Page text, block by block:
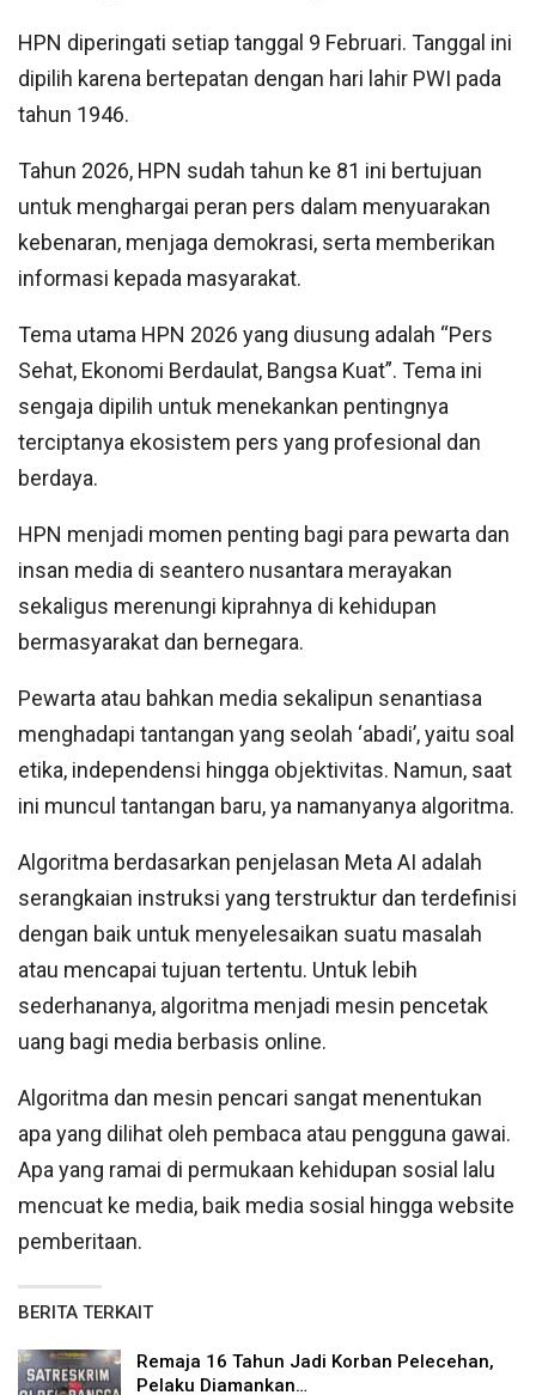
HPN diperingati setiap tanggal 9 Februari. Tanggal ini
dipilih karena bertepatan dengan hari lahir PWI pada
tahun 1946.
Tahun 2026, HPN sudah tahun ke 81 ini bertujuan
untuk menghargai peran pers dalam menyuarakan
kebenaran, menjaga demokrasi, serta memberikan
informasi kepada masyarakat.
Tema utama HPN 2026 yang diusung adalah “Pers
Sehat, Ekonomi Berdaulat, Bangsa Kuat”. Tema ini
sengaja dipilih untuk menekankan pentingnya
terciptanya ekosistem pers yang profesional dan
berdaya.
HPN menjadi momen penting bagi para pewarta dan
insan media di seantero nusantara merayakan
sekaligus merenungi kiprahnya di kehidupan
bermasyarakat dan bernegara.
Pewarta atau bahkan media sekalipun senantiasa
menghadapi tantangan yang seolah ‘abadi’, yaitu soal
etika, independensi hingga objektivitas. Namun, saat
ini muncul tantangan baru, ya namanyanya algoritma.
Algoritma berdasarkan penjelasan Meta AI adalah
serangkaian instruksi yang terstruktur dan terdefinisi
dengan baik untuk menyelesaikan suatu masalah
atau mencapai tujuan tertentu. Untuk lebih
sederhananya, algoritma menjadi mesin pencetak
uang bagi media berbasis online.
Algoritma dan mesin pencari sangat menentukan
apa yang dilihat oleh pembaca atau pengguna gawai.
Apa yang ramai di permukaan kehidupan sosial lalu
mencuat ke media, baik media sosial hingga website
pemberitaan.
BERITA TERKAIT
Remaja 16 Tahun Jadi Korban Pelecehan,
Pelaku Diamankan…